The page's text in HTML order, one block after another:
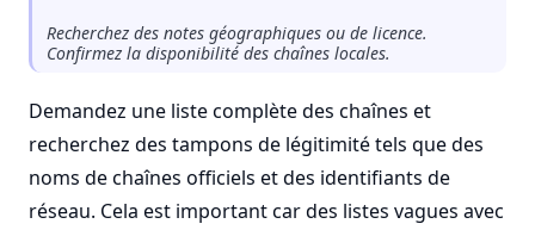
Recherchez des notes géographiques ou de licence.
Confirmez la disponibilité des chaînes locales.
Demandez une liste complète des chaînes et
recherchez des tampons de légitimité tels que des
noms de chaînes officiels et des identifiants de
réseau. Cela est important car des listes vagues avec